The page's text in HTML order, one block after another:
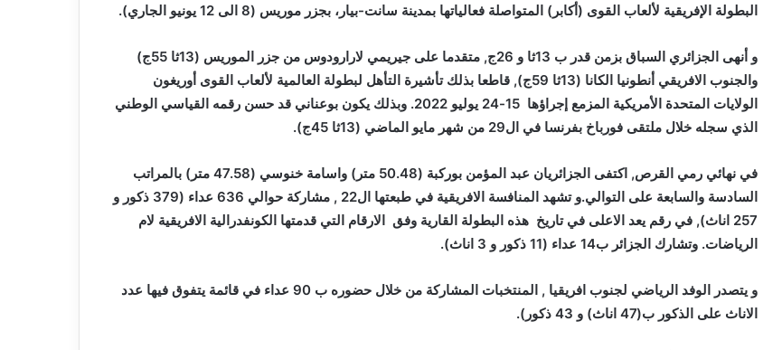
البطولة الإفريقية لألعاب القوى (أكابر) المتواصلة فعالياتها بمدينة سانت-بيار، بجزر موريس (8 الى 12 يونيو الجاري).
و أنهى الجزائري السباق بزمن قدر ب 13ثا و 26ج, متقدما على جيريمي لارارودوس من جزر الموريس (13ثا 55ج)
والجنوب الافريقي أنطونيا الكانا (13ثا 59ج), قاطعا بذلك تأشيرة التأهل لبطولة العالمية لألعاب القوى أوريغون
الولايات المتحدة الأمريكية المزمع إجراؤها 15-24 يوليو 2022. وبذلك يكون بوعناني قد حسن رقمه القياسي الوطني
الذي سجله خلال ملتقى فورباخ بفرنسا في ال29 من شهر مايو الماضي (13ثا 45ج).
في نهائي رمي القرص, اكتفى الجزائريان عبد المؤمن بوركبة (50.48 متر) واسامة خنوسي (47.58 متر) بالمراتب
السادسة والسابعة على التوالي.و تشهد المنافسة الافريقية في طبعتها ال22 , مشاركة حوالي 636 عداء (379 ذكور و
257 اناث), في رقم يعد الاعلى في تاريخ هذه البطولة القارية وفق الارقام التي قدمتها الكونفدرالية الافريقية لام
الرياضات. وتشارك الجزائر ب14 عداء (11 ذكور و 3 اناث).
و يتصدر الوفد الرياضي لجنوب افريقيا , المنتخبات المشاركة من خلال حضوره ب 90 عداء في قائمة يتفوق فيها عدد
الاناث على الذكور ب(47 اناث) و 43 ذكور).